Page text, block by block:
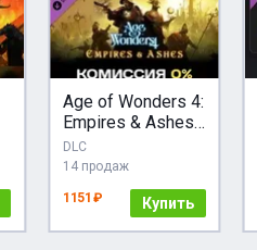
Age of Wonders 4:
Empires & Ashes
DLC STEAM АВТО
DLC
14 продаж
1151 ₽ Купить